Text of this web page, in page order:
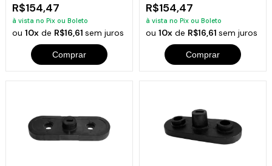
R$154,47
à vista no Pix ou Boleto
ou10x de R$16,61sem juros
Comprar
R$154,47
à vista no Pix ou Boleto
ou 10xde R$16,61 sem juros
Comprar